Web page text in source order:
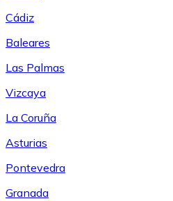
Cádiz
Baleares
Las Palmas
Vizcaya
La Coruña
Asturias
Pontevedra
Granada